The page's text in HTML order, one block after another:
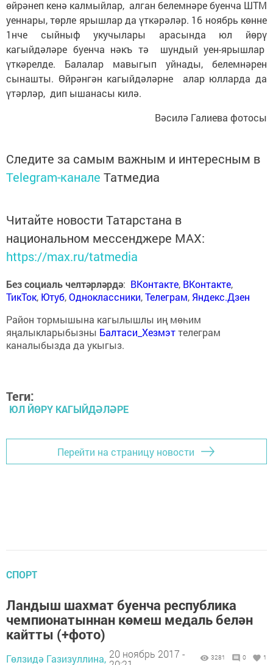
өйрәнеп кенә калмыйлар, алган белемнәре буенча ШТМ
уеннары, төрле ярышлар да үткәрәләр. 16 ноябрь көнне
1нче сыйныф укучылары арасында юл йөрү
кагыйдәләре буенча нәкъ тә шундый уен-ярышлар
үткәрелде. Балалар мавыгып уйнады, белемнәрен
сынашты. Өйрәнгән кагыйдәләрне алар юлларда да
үтәрләр, дип ышанасы килә.
Вәсилә Галиева фотосы
Следите за самым важным и интересным в
Telegram-канале Татмедиа
Читайте новости Татарстана в
национальном мессенджере MАХ:
https://max.ru/tatmedia
Без социаль челтәрләрдә: ВКонтакте, ВКонтакте,
ТикТок, Ютуб,Одноклассники,Телеграм, Яндекс.Дзен
Район тормышына кагылышлы иң мөһим
яңалыкларыбызны Балтаси_Хезмэттелеграм
каналыбызда да укыгыз.
Теги:
ЮЛ ЙӨРҮ КАГЫЙДӘЛӘРЕ
Перейти на страницу новости
СПОРТ
Ландыш шахмат буенча республика
чемпионатыннан көмеш медаль белән
кайтты (+фото)
Гөлзидә Газизуллина, 20 ноябрь 2017 -
3281 0 1